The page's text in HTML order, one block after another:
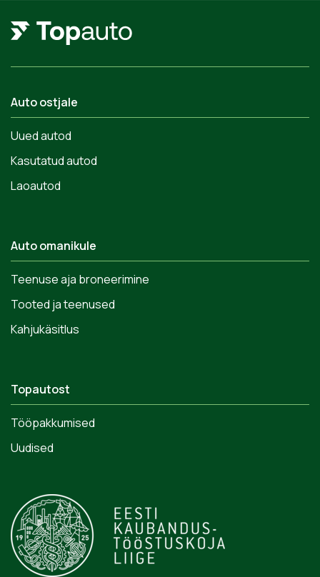
Auto ostjale
Uued autod
Kasutatud autod
Laoautod
Auto omanikule
Teenuse aja broneerimine
Tooted ja teenused
Kahjukäsitlus
Topautost
Tööpakkumised
Uudised